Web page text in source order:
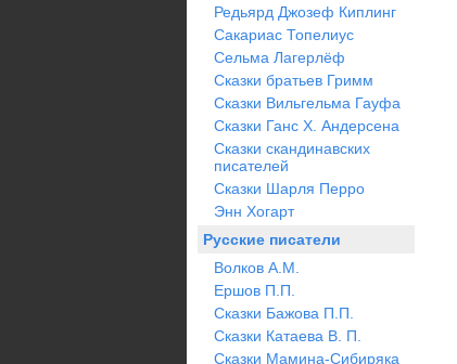
Редьярд Джозеф Киплинг
Сакариас Топелиус
Сельма Лагерлёф
Сказки братьев Гримм
Сказки Вильгельма Гауфа
Сказки Ганс Х. Андерсена
Сказки скандинавских
писателей
Сказки Шарля Перро
Энн Хогарт
Русские писатели
Волков А.М.
Ершов П.П.
Сказки Бажова П.П.
Сказки Катаева В. П.
Сказки Мамина-Сибиряка